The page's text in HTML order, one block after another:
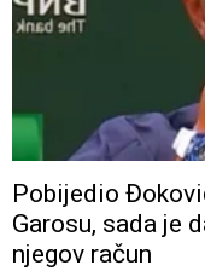
Pobijedio
Garosu, sada je
njegov račun